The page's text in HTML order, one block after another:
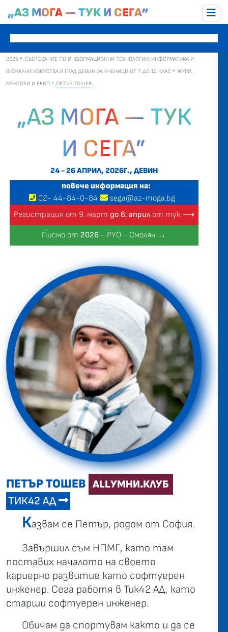
„АЗ МОГА — ТУК И СЕГА”
2025
СЪСТЕЗАНИЕ ПО ИНФОРМАЦИОННИ ТЕХНОЛОГИИ, ИНФОРМАТИКА И
ВИЗУАЛНИ ИЗКУСТВА В ГРАД ДЕВИН ЗА УЧЕНИЦИ ОТ 7 ДО 12 КЛАС
ЖУРИ,
МЕНТОРИ И ЕКИП
ПЕТЪР ТОШЕВ
„АЗ МОГА — ТУК
И СЕГА”
24 - 26 АПРИЛ, 2026Г., ДЕВИН
повече информация на:
02- 44-84-0-84
sega@az-moga.bg
Регистрация от 9. март до 6. априлот тук ⟶
Писмо от 2026 - РУО - Смолян →
ПЕТЪР ТОШЕВ ALLУМНИ.КЛУБ
ТИК42 АД
Казвам се Петър, родом от София.
Завършил съм НПМГ, като там
поставих началото на своето
кариерно развитие като софтуерен
инженер. Сега работя в Тик42 АД, като
старши софтуерен инженер.
Обичам да спортувам както и да се